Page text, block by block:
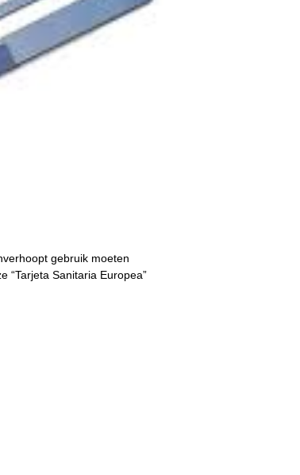
gebruik moeten
“Tarjeta Sanitaria Europea”